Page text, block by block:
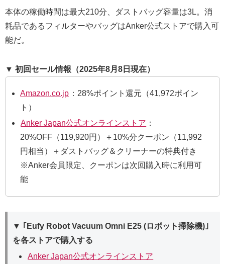
本体の稼働時間は最大210分、ダストバッグ容量は3L。消
耗品であるフィルターやバッグはAnker公式ストアで購入可
能だ。
▼ 初回セール情報（2025年8月8日現在）
Amazon.co.jp ：28%ポイント還元（41,972ポイン
ト）
Anker Japan公式オンラインストア ：
20%OFF（119,920円）＋10%分クーポン（11,992
円相当）＋ダストバッグ＆クリーナーの特典付き
※Anker会員限定、クーポンは次回購入時に利用可
能
▼ ｢Eufy Robot Vacuum Omni E25 (ロボット掃除機)｣
を各ストアで購入する
Anker Japan公式オンラインストア